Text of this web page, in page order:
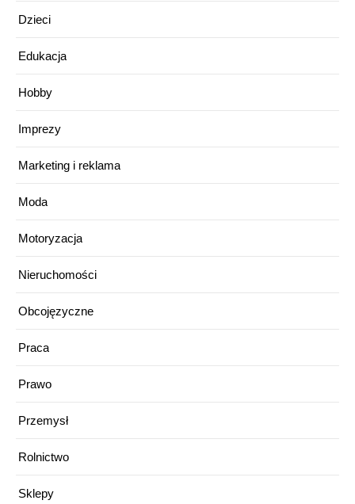
Dzieci
Edukacja
Hobby
Imprezy
Marketing i reklama
Moda
Motoryzacja
Nieruchomości
Obcojęzyczne
Praca
Prawo
Przemysł
Rolnictwo
Sklepy